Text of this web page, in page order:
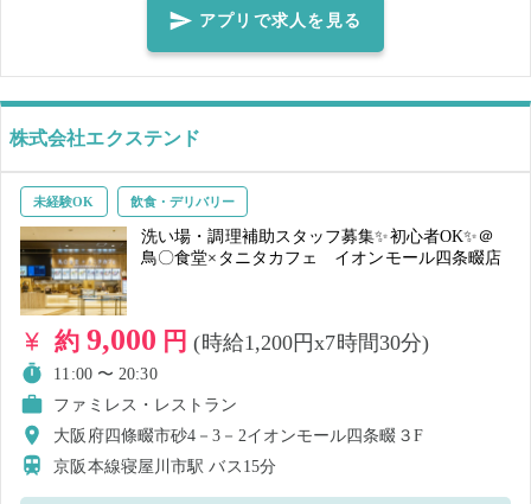
警察へ提出致します。 ※2.ユニフォームサイズ確認のため、店舗から
ご連絡する場合がございます。 ※3.複数応募の場合、1日でもキャンセ
ルされた場合、その後の仕事もキャンセルされる場合があるので、ご
了承ください。 ※4.金庫に触らないでください。 ※5.ダメージジーン
ズはNGです。 ＜正しいマスク着用＞ 鼻～アゴまで、できるだけ隙間
ある場合は隠れるように着用必須。 ＜ご注意＞ ・ネイルを付けての勤
務は出来ません。 ・鮮度管理における廃棄登録は弊社従業員が登録を
執り行いますので、ワーカーさんが登録することはお控えください。
・廃棄商品の飲食、持ち帰りもお断りしておりますのでご了承くださ
い。
アプリで求人を見る
株式会社エクステンド
未経験OK 飲食・デリバリー
洗い場・調理補助スタッフ募集✨初心者OK✨＠
鳥〇食堂×タニタカフェ イオンモール四条畷店
約 9,000 円(時給1,200円x7時間30分)
11:00 〜 20:30
ファミレス・レストラン
大阪府四條畷市砂4－3－2イオンモール四条畷３F
京阪本線寝屋川市駅バス15分